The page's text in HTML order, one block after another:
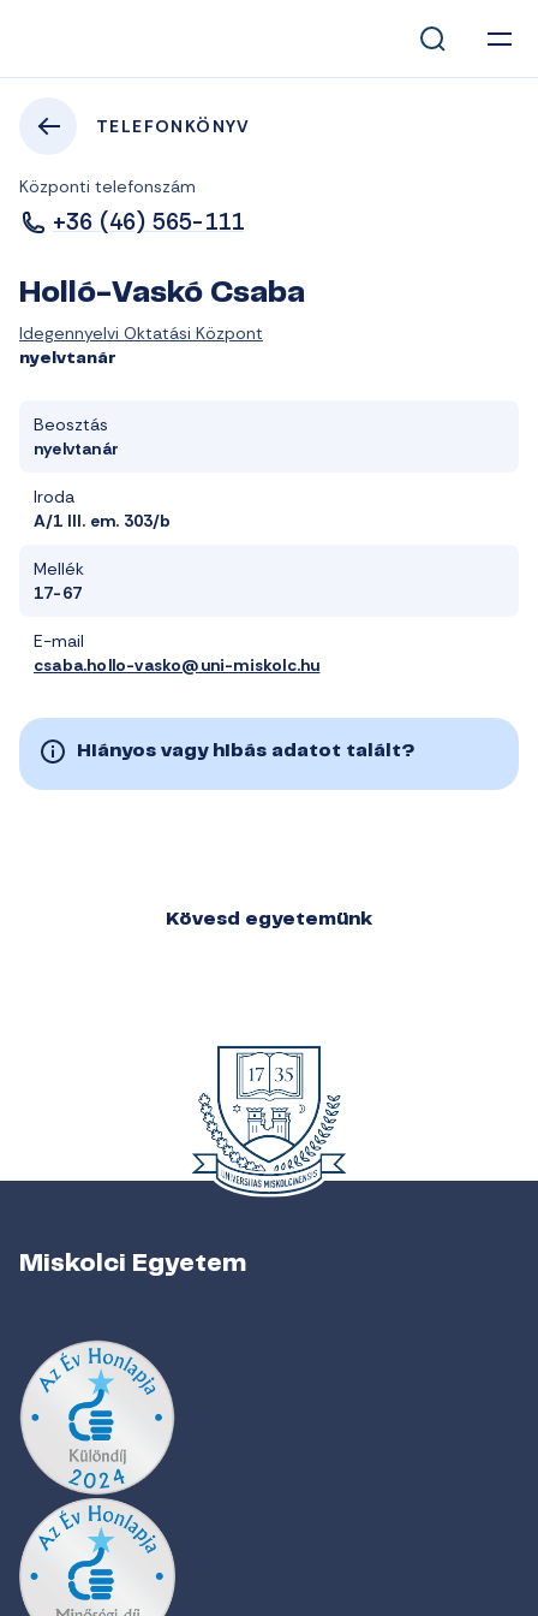
TELEFONKÖNYV
Központi telefonszám
+36 (46) 565-111
Holló-Vaskó Csaba
Idegennyelvi Oktatási Központ
nyelvtanár
Beosztás
nyelvtanár
Iroda
A/1 III. em. 303/b
Mellék
17-67
E-mail
csaba.hollo-vasko@uni-miskolc.hu
Hiányos vagy hibás adatot talált?
Kövesd egyetemünk
Miskolci Egyetem